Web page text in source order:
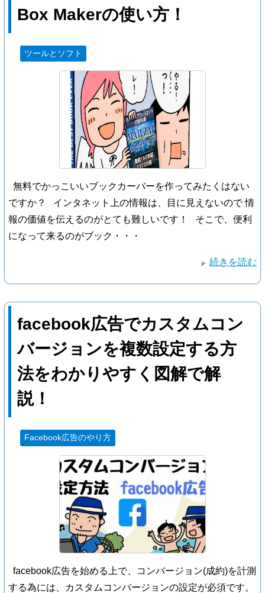
Box Makerの使い方！
ツールとソフト
無料でかっこいいブックカーバーを作ってみたくはない
ですか？ インタネット上の情報は、目に見えないので 情
報の価値を伝えるのがとても難しいです！ そこで、便利
になって来るのがブック・・・
続きを読む
facebook広告でカスタムコン
バージョンを複数設定する方
法をわかりやすく図解で解
説！
Facebook広告のやり方
facebook広告を始める上で、コンバージョン(成約)を計測
する為には、カスタムコンバージョンの設定が必須です。